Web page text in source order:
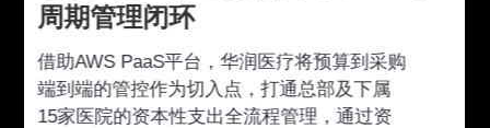
周期管理闭环
借助AWS PaaS平台，华润医疗将预算到采购
端到端的管控作为切入点，打通总部及下属
15家医院的资本性支出全流程管理，通过资